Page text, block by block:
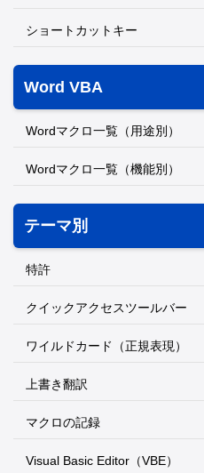
ショートカットキー
Word VBA
Wordマクロ一覧（用途別）
Wordマクロ一覧（機能別）
テーマ別
特許
クイックアクセスツールバー
ワイルドカード（正規表現）
上書き翻訳
マクロの記録
Visual Basic Editor（VBE）